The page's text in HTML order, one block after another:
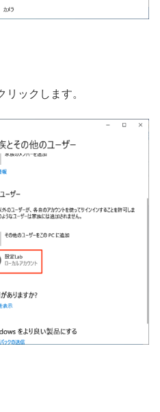
ックします。